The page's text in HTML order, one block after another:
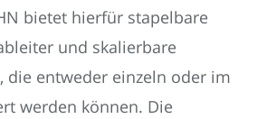
bietet hierfür stapelbare
und skalierbare
die entweder einzeln oder im
werden können. Die